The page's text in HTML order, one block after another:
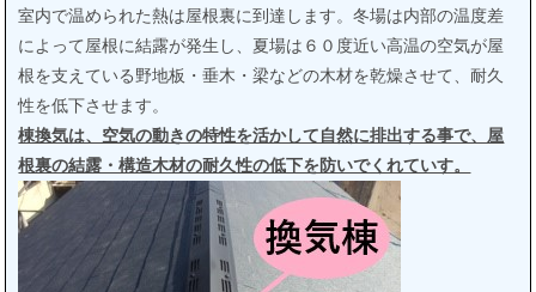
室内で温められた熱は屋根裏に到達します。冬場は内部の温度差
によって屋根に結露が発生し、夏場は６０度近い高温の空気が屋
根を支えている野地板・垂木・梁などの木材を乾燥させて、耐久
性を低下させます。
棟換気は、空気の動きの特性を活かして自然に排出する事で、屋
根裏の結露・構造木材の耐久性の低下を防いでくれていす。